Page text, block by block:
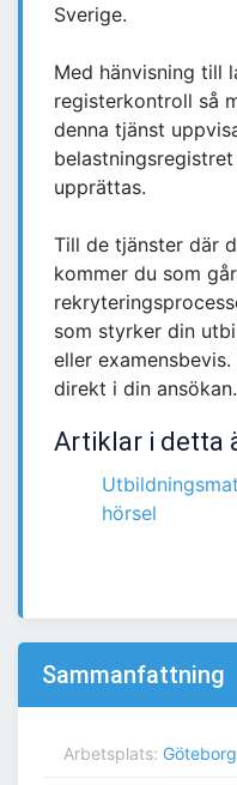
Sverige.
Med hänvisning till
registerkontroll så
denna tjänst
upprättas.
Till de tjänster där
kommer du som
som styrker din
eller
direkt i din ansökan.
Artiklar i detta
hörsel
Sammanfattning
Arbetsplats: